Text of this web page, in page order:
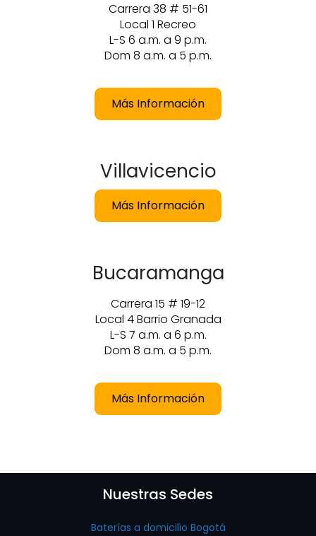
Carrera 38 # 51-61
Local 1 Recreo
L-S 6 a.m. a 9 p.m.
Dom 8 a.m. a 5 p.m.
Más Información
Villavicencio
Más Información
Bucaramanga
Carrera 15 # 19-12
Local 4 Barrio Granada
L-S 7 a.m. a 6 p.m.
Dom 8 a.m. a 5 p.m.
Más Información
Nuestras Sedes
Baterías a domicilio Bogotá